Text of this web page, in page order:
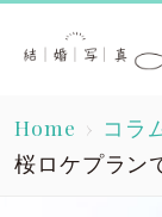
Home
コラ
桜ロケプラン